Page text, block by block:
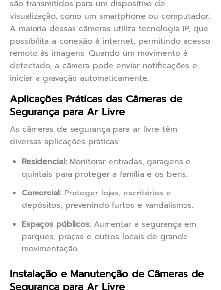
são transmitidos para um dispositivo de
visualização, como um smartphone ou computador.
A maioria dessas câmeras utiliza tecnologia IP, que
possibilita a conexão à internet, permitindo acesso
remoto às imagens. Quando um movimento é
detectado, a câmera pode enviar notificações e
iniciar a gravação automaticamente.
Aplicações Práticas das Câmeras de
Segurança para Ar Livre
As câmeras de segurança para ar livre têm
diversas aplicações práticas:
Residencial: Monitorar entradas, garagens e
quintais para proteger a família e os bens.
Comercial: Proteger lojas, escritórios e
depósitos, prevenindo furtos e vandalismos.
Espaços públicos: Aumentar a segurança em
parques, praças e outros locais de grande
movimentação.
Instalação e Manutenção de Câmeras de
Segurança para Ar Livre